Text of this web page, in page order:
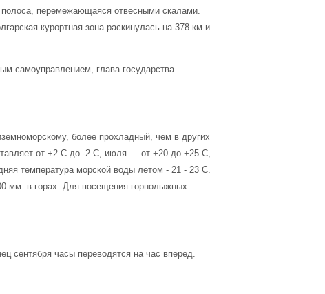
полоса, перемежающаяся отвесными скалами.
курортная зона раскинулась на 378 км и
самоуправлением, глава государства –
более прохладный, чем в других
от +2 С до -2 C, июля — от +20 до +25 C,
температура морской воды летом - 21 - 23 С.
мм. в горах. Для посещения горнолыжных
сентября часы переводятся на час вперед.